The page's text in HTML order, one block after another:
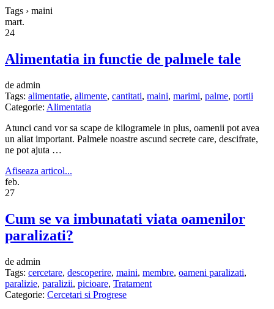
Tags › maini
mart.
24
Alimentatia in functie de palmele tale
de admin
Tags: alimentatie, alimente, cantitati, maini, marimi, palme, portii
Categorie: Alimentatia
Atunci cand vor sa scape de kilogramele in plus, oamenii pot avea
un aliat important. Palmele noastre ascund secrete care, descifrate,
ne pot ajuta …
Afiseaza articol...
feb.
27
Cum se va imbunatati viata oamenilor
paralizati?
de admin
Tags: cercetare, descoperire, maini, membre, oameni paralizati,
paralizie, paralizii, picioare, Tratament
Categorie: Cercetari si Progrese